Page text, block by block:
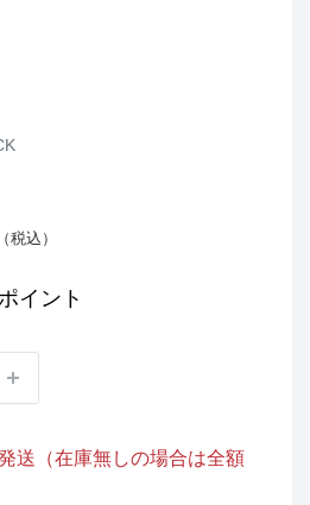
（税込）
イント
送（在庫無しの場合は全額